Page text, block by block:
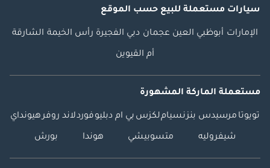
سيارات مستعملة للبيع حسب الموقع
الإمارات أبوظبي العين عجمان دبي الفجيرة رأس الخيمة الشارقة
أم القيوين
مستعملة الماركة المشهورة
تويوتا مرسيدس بنزنسياملكزس بي ام دبليوفوردلاند روفرهيونداي
شيفروليه متسوبيشي هوندا بورش